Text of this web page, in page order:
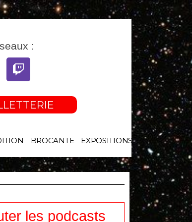
:
Twitch
BROCANTE EXPOSITIONS
les podcasts